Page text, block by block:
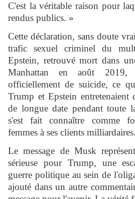
C'est la véritable raison pour
rendus publics. »
Cette déclaration, sans doute
trafic sexuel criminel du
Epstein, retrouvé mort dans
Manhattan en août 2019,
officiellement de suicide, ce
Trump et Epstein entretenaient
de longue date pendant toute
s'est fait connaître comme
femmes à ses clients milliardaires.
Le message de Musk
sérieuse pour Trump, une
guerre politique au sein de
ajouté dans un autre